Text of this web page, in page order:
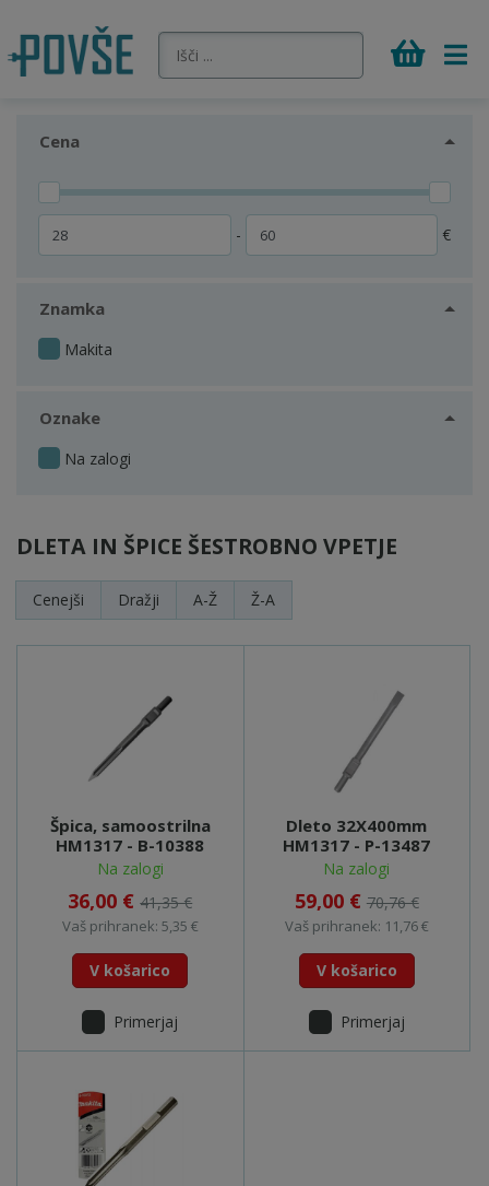
Cena
- €
Znamka
Makita
Oznake
Na zalogi
DLETA IN ŠPICE ŠESTROBNO VPETJE
Cenejši Dražji A-Ž Ž-A
Špica, samoostrilna
HM1317 - B-10388
Na zalogi
36,00 €41,35 €
Vaš prihranek: 5,35 €
V košarico
Primerjaj
Dleto 32X400mm
HM1317 - P-13487
Na zalogi
59,00 € 70,76 €
Vaš prihranek: 11,76 €
V košarico
Primerjaj